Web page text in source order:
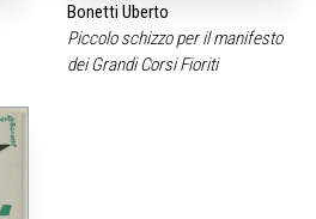
Bonetti Uberto
Piccolo schizzo per il manifesto
dei Grandi Corsi Fioriti